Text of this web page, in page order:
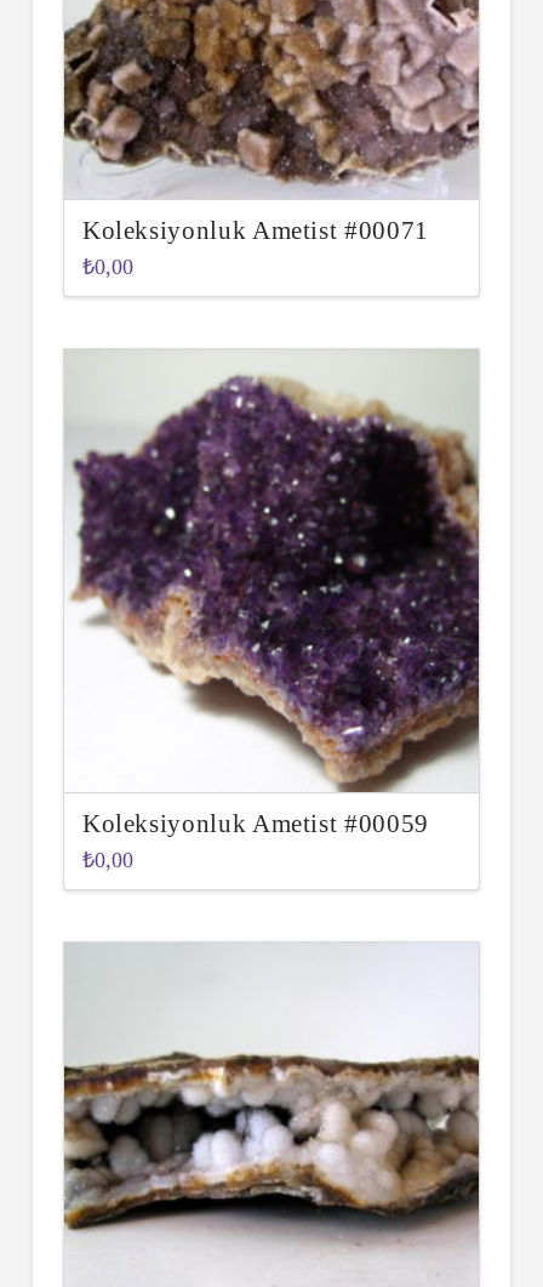
Koleksiyonluk Ametist #00071
₺0,00
Koleksiyonluk Ametist #00059
₺0,00